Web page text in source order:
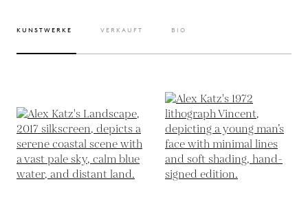
KUNSTWERKE VERKAUFT BIO